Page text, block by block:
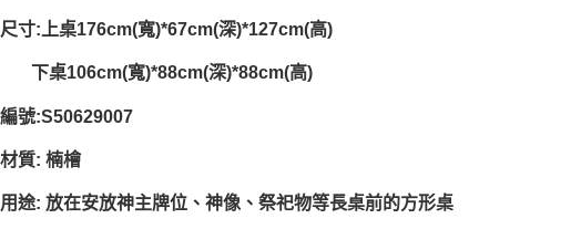
尺寸:上桌176cm(寬)*67cm(深)*127cm(高)
下桌106cm(寬)*88cm(深)*88cm(高)
編號:S50629007
材質: 楠檜
用途: 放在安放神主牌位、神像、祭祀物等長桌前的方形桌